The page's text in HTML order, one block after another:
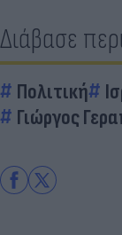
Διάβασε
Πολιτική
Γιώργος